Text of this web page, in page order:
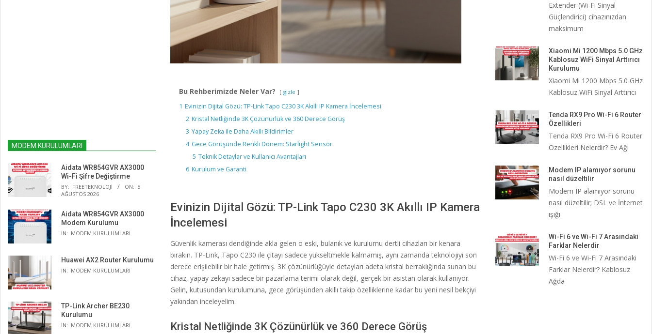
Bu Rehberimizde Neler Var? gizle
1 Evinizin Dijital Gözü: TP-Link Tapo C230 3K Akıllı IP Kamera İncelemesi
2 Kristal Netliğinde 3K Çözünürlük ve 360 Derece Görüş
3 Yapay Zeka ile Daha Akıllı Bildirimler
4 Gece Görüşünde Renkli Dönem: Starlight Sensör
5 Teknik Detaylar ve Kullanıcı Avantajları
6 Kurulum ve Garanti
Evinizin Dijital Gözü: TP-Link Tapo C230 3K Akıllı IP Kamera
İncelemesi
Güvenlik kamerası dendiğinde akla gelen o eski, bulanık ve kurulumu dertli cihazları bir kenara
bırakın. TP-Link, Tapo C230 ile çıtayı sadece yükseltmekle kalmamış, aynı zamanda teknolojiyi son
derece erişilebilir bir hale getirmiş. 3K çözünürlüğüyle detayları adeta kristal berraklığında sunan bu
cihaz, yapay zekayı sadece bir pazarlama terimi olarak değil, gerçek bir asistan olarak kullanıyor.
Gelin, kutusundan kurulumuna, gece görüşünden akıllı takip özelliklerine kadar bu yeni nesil bekçiyi
yakından inceleyelim.
Kristal Netliğinde 3K Çözünürlük ve 360 Derece Görüş
MODEM KURULUMLARI
Aidata WR854GVR AX3000
Wi-Fi Şifre Değiştirme
BY: FREETEKNOLOJI ON: 5
AĞUSTOS 2026
Aidata WR854GVR AX3000
Modem Kurulumu
IN: MODEM KURULUMLARI
Huawei AX2 Router Kurulumu
IN: MODEM KURULUMLARI
TP-Link Archer BE230
Kurulumu
IN: MODEM KURULUMLARI
Extender (Wi-Fi Sinyal
Güçlendirici) cihazınızdan
maksimum
Xiaomi Mi 1200 Mbps 5.0 GHz
Kablosuz WiFi Sinyal Arttırıcı
Kurulumu
Xiaomi Mi 1200 Mbps 5.0 GHz
Kablosuz WiFi Sinyal Arttırıcı
Tenda RX9 Pro Wi-Fi 6 Router
Özellikleri
Tenda RX9 Pro Wi-Fi 6 Router
Özellikleri Nelerdir? Ev Ağı
Modem IP alamıyor sorunu
nasıl düzeltilir
Modem IP alamıyor sorunu
nasıl düzeltilir; DSL ve İnternet
ışığı
Wi-Fi 6 ve Wi-Fi 7 Arasındaki
Farklar Nelerdir
Wi-Fi 6 ve Wi-Fi 7 Arasındaki
Farklar Nelerdir? Kablosuz
Ağda